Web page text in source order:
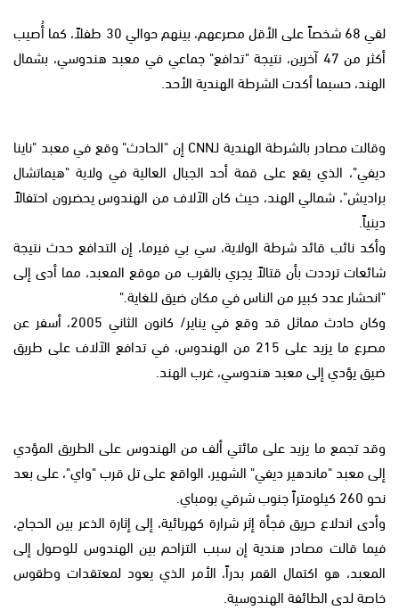
لقي 68 شخصاً على الأقل مصرعهم، بينهم حوالي 30 طفلاً، كما أُصيب
أكثر من 47 آخرين، نتيجة "تدافع" جماعي في معبد هندوسي، بشمال
الهند، حسبما أكدت الشرطة الهندية الأحد.
وقالت مصادر بالشرطة الهندية لـCNN إن "الحادث" وقع في معبد "ناينا
ديفي"، الذي يقع على قمة أحد الجبال العالية في ولاية "هيماتشال
براديش"، شمالي الهند، حيث كان الآلاف من الهندوس يحضرون احتفالاً
دينياً.
وأكد نائب قائد شرطة الولاية، سي بي فيرما، إن التدافع حدث نتيجة
شائعات ترددت بأن قتالاً يجري بالقرب من موقع المعبد، مما أدى إلى
"انحشار عدد كبير من الناس في مكان ضيق للغاية."
وكان حادث مماثل قد وقع في يناير/ كانون الثاني 2005، أسفر عن
مصرع ما يزيد على 215 من الهندوس، في تدافع الآلاف على طريق
ضيق يؤدي إلى معبد هندوسي، غرب الهند.
وقد تجمع ما يزيد على مائتي ألف من الهندوس على الطريق المؤدي
إلى معبد "ماندهير ديفي" الشهير، الواقع على تل قرب "واي"، على بعد
نحو 260 كيلومتراً جنوب شرقي بومباي.
وأدى اندلاع حريق فجأة إثر شرارة كهربائية، إلى إثارة الذعر بين الحجاج،
فيما قالت مصادر هندية إن سبب التزاحم بين الهندوس للوصول إلى
المعبد، هو اكتمال القمر بدراً، الأمر الذي يعود لمعتقدات وطقوس
خاصة لدى الطائفة الهندوسية.